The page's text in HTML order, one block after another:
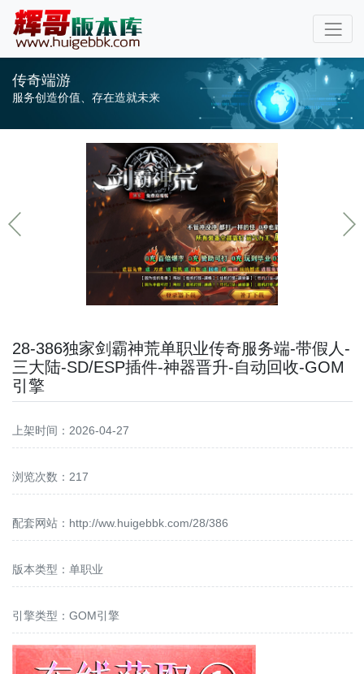
传奇端游
服务创造价值、存在造就未来
28-386独家剑霸神荒单职业传奇服务端-带假人-
三大陆-SD/ESP插件-神器晋升-自动回收-GOM
引擎
上架时间：2026-04-27
浏览次数：217
配套网站： http://ww.huigebbk.com/28/386
版本类型：单职业
引擎类型：GOM引擎